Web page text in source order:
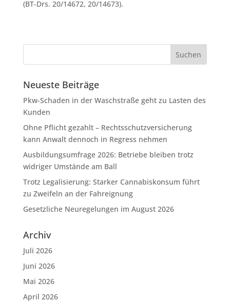
(BT-Drs. 20/14672, 20/14673).
Neueste Beiträge
Pkw-Schaden in der Waschstraße geht zu Lasten des
Kunden
Ohne Pflicht gezahlt – Rechtsschutzversicherung
kann Anwalt dennoch in Regress nehmen
Ausbildungsumfrage 2026: Betriebe bleiben trotz
widriger Umstände am Ball
Trotz Legalisierung: Starker Cannabiskonsum führt
zu Zweifeln an der Fahreignung
Gesetzliche Neuregelungen im August 2026
Archiv
Juli 2026
Juni 2026
Mai 2026
April 2026